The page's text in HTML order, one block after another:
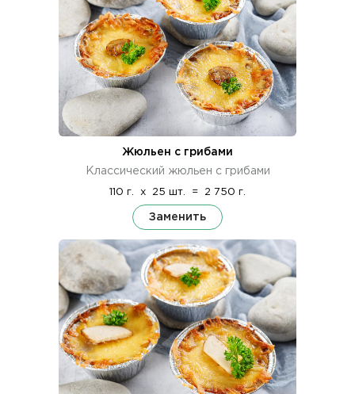
Жюльен с грибами
Классический жюльен с грибами
110 г. x 25 шт. = 2 750 г.
Заменить